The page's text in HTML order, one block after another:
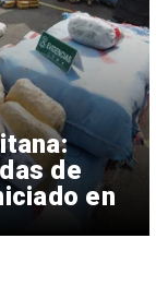
de
en